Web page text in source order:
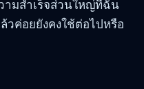
ามสำเร็จส่วนใหญ่ที่ฉัน
วค่อยยังคงใช้ต่อไปหรือ